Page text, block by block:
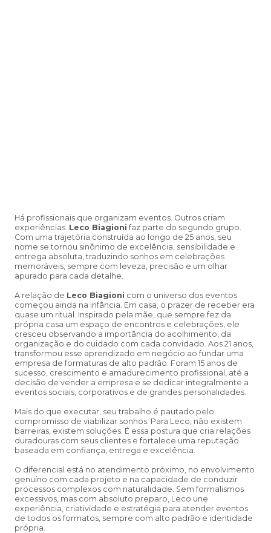
Há profissionais que organizam eventos. Outros criam
experiências. Leco Biagioni faz parte do segundo grupo.
Com uma trajetória construída ao longo de 25 anos, seu
nome se tornou sinônimo de excelência, sensibilidade e
entrega absoluta, traduzindo sonhos em celebrações
memoráveis, sempre com leveza, precisão e um olhar
apurado para cada detalhe.
A relação de Leco Biagioni com o universo dos eventos
começou ainda na infância. Em casa, o prazer de receber era
quase um ritual. Inspirado pela mãe, que sempre fez da
própria casa um espaço de encontros e celebrações, ele
cresceu observando a importância do acolhimento, da
organização e do cuidado com cada convidado. Aos 21 anos,
transformou esse aprendizado em negócio ao fundar uma
empresa de formaturas de alto padrão. Foram 15 anos de
sucesso, crescimento e amadurecimento profissional, até a
decisão de vender a empresa e se dedicar integralmente a
eventos sociais, corporativos e de grandes personalidades.
Mais do que executar, seu trabalho é pautado pelo
compromisso de viabilizar sonhos. Para Leco, não existem
barreiras, existem soluções. É essa postura que cria relações
duradouras com seus clientes e fortalece uma reputação
baseada em confiança, entrega e excelência.
O diferencial está no atendimento próximo, no envolvimento
genuíno com cada projeto e na capacidade de conduzir
processos complexos com naturalidade. Sem formalismos
excessivos, mas com absoluto preparo, Leco une
experiência, criatividade e estratégia para atender eventos
de todos os formatos, sempre com alto padrão e identidade
própria.